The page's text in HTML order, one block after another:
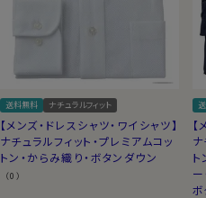
送料無料 ナチュラルフィット
【メンズ・ドレスシャツ・ワイシャツ】
ナチュラルフィット・プレミアムコッ
トン・からみ織り・ボタンダウン
（0）
ナ
ト
ボ